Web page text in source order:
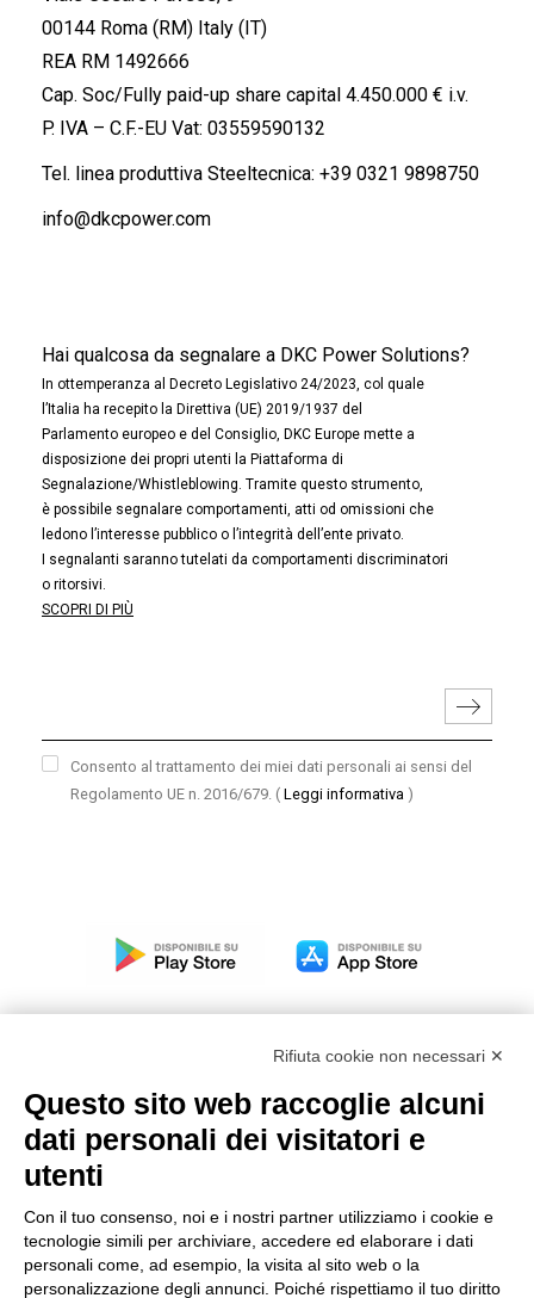
00144 Roma (RM) Italy (IT)
REA RM 1492666
Cap. Soc/Fully paid-up share capital 4.450.000 € i.v.
P. IVA – C.F.-EU Vat: 03559590132
Tel. linea produttiva Steeltecnica: +39 0321 9898750
info@dkcpower.com
Hai qualcosa da segnalare a DKC Power Solutions?
In ottemperanza al Decreto Legislativo 24/2023, col quale
l’Italia ha recepito la Direttiva (UE) 2019/1937 del
Parlamento europeo e del Consiglio, DKC Europe mette a
disposizione dei propri utenti la Piattaforma di
Segnalazione/Whistleblowing. Tramite questo strumento,
è possibile segnalare comportamenti, atti od omissioni che
ledono l’interesse pubblico o l’integrità dell’ente privato.
I segnalanti saranno tutelati da comportamenti discriminatori
o ritorsivi.
SCOPRI DI PIÙ
Consento al trattamento dei miei dati personali ai sensi del
Regolamento UE n. 2016/679. ( Leggi informativa )
Modello organizzativo, gestione e controllo – D. lgs.
231/2001
Condizioni generali di vendita DKC Power Solutions
Condizioni generali di acquisto
Codice etico
Rifiuta cookie non necessari ✕
Questo sito web raccoglie alcuni
dati personali dei visitatori e
utenti
Con il tuo consenso, noi e i nostri partner utilizziamo i cookie e
tecnologie simili per archiviare, accedere ed elaborare i dati
personali come, ad esempio, la visita al sito web o la
personalizzazione degli annunci. Poiché rispettiamo il tuo diritto